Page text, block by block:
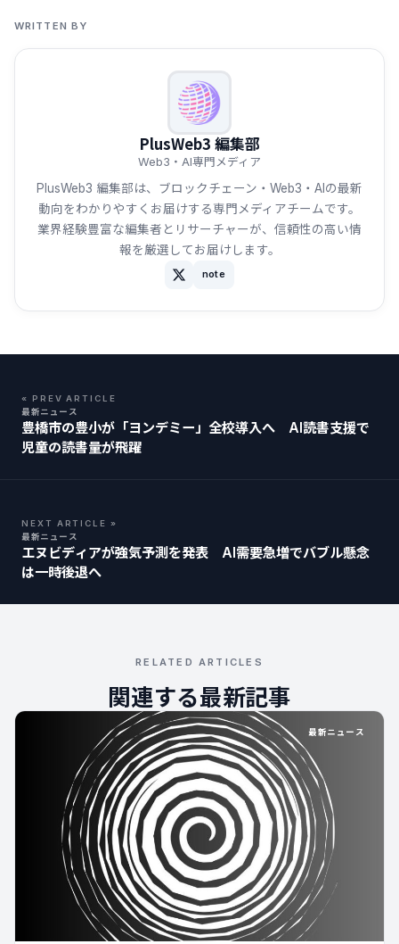
WRITTEN BY
PlusWeb3 編集部
Web3・AI専門メディア
PlusWeb3 編集部は、ブロックチェーン・Web3・AIの最新
動向をわかりやすくお届けする専門メディアチームです。
業界経験豊富な編集者とリサーチャーが、信頼性の高い情
報を厳選してお届けします。
note
« PREV ARTICLE
最新ニュース
豊橋市の豊小が「ヨンデミー」全校導入へ AI読書支援で
児童の読書量が飛躍
NEXT ARTICLE »
最新ニュース
エヌビディアが強気予測を発表 AI需要急増でバブル懸念
は一時後退へ
RELATED ARTICLES
関連する最新記事
最新ニュース